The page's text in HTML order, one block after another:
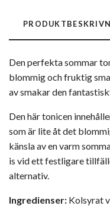
Den perfekta sommar
blommig och fruktig
av smakar den
Den här tonicen
som är lite åt det
känsla av en varm
is vid ett festligare
alternativ.
Ingredienser: Kolsyrat